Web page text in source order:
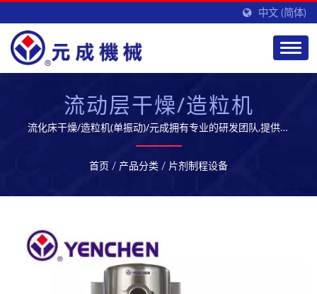
中文 (简体)
流动层干燥/造粒机
流化床干燥/造粒机(单振动)/元成拥有专业的研发团队,提供优
质的生技制药设备及服务,开拓全球市场
首页 / 产品分类 / 片剂制程设备